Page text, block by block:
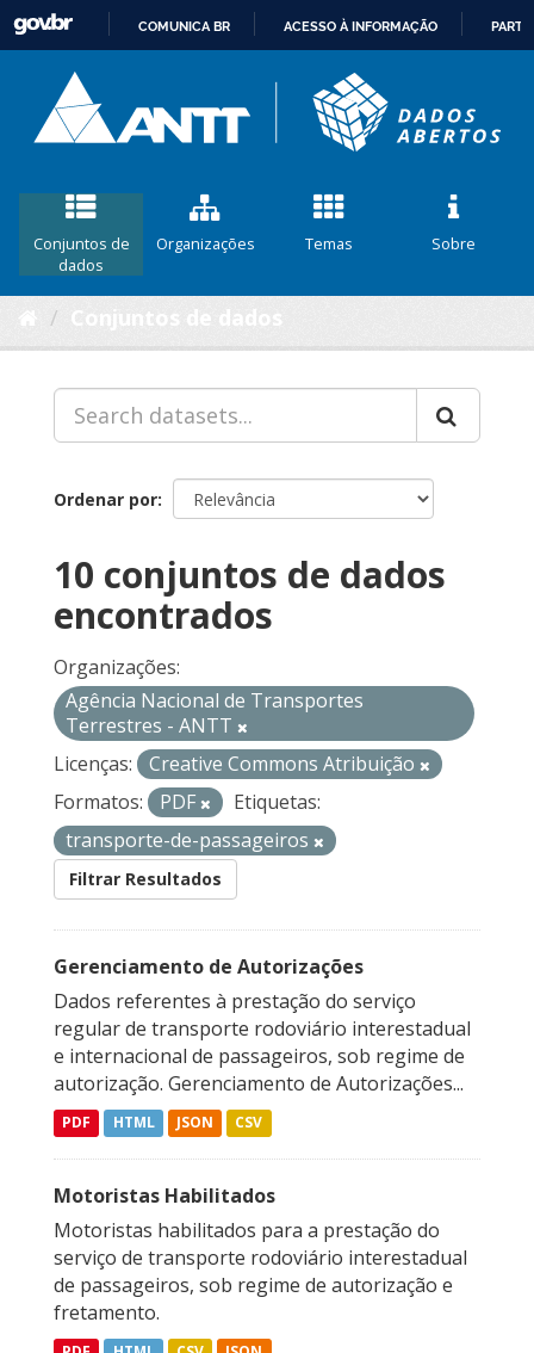
CONTEÚDO
COMUNICA BR ACESSO À INFORMAÇÃO
Conjuntos de
dados
Organizações Temas Sobre
Ordenar por
10 conjuntos de dados
encontrados
Organizações:
Agência Nacional de Transportes
Terrestres - ANTT
Licenças:
Creative Commons Atribuição
Formatos:
PDF
Etiquetas:
transporte-de-passageiros
Filtrar Resultados
Gerenciamento de Autorizações
Dados referentes à prestação do serviço
regular de transporte rodoviário interestadual
e internacional de passageiros, sob regime de
autorização. Gerenciamento de Autorizações...
PDF HTML JSON CSV
Motoristas Habilitados
Motoristas habilitados para a prestação do
serviço de transporte rodoviário interestadual
de passageiros, sob regime de autorização e
fretamento.